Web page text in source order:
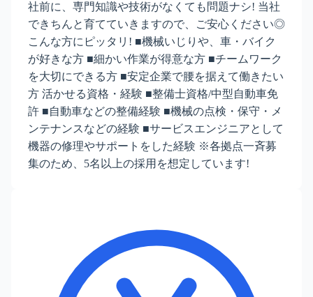
社前に、専門知識や技術がなくても問題ナシ! 当社
できちんと育てていきますので、ご安心ください◎
こんな方にピッタリ! ■機械いじりや、車・バイク
が好きな方 ■細かい作業が得意な方 ■チームワーク
を大切にできる方 ■安定企業で腰を据えて働きたい
方 活かせる資格・経験 ■整備士資格/中型自動車免
許 ■自動車などの整備経験 ■機械の点検・保守・メ
ンテナンスなどの経験 ■サービスエンジニアとして
機器の修理やサポートをした経験 ※各拠点一斉募
集のため、5名以上の採用を想定しています!